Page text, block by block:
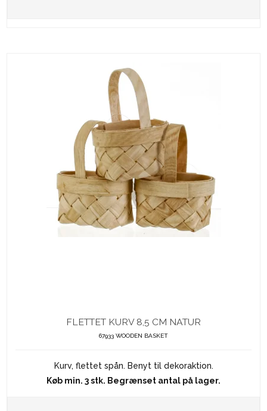
FLETTET KURV 8,5 CM NATUR
67933 WOODEN BASKET
Kurv, flettet spån. Benyt til dekoraktion.
Køb min. 3 stk. Begrænset antal på lager.